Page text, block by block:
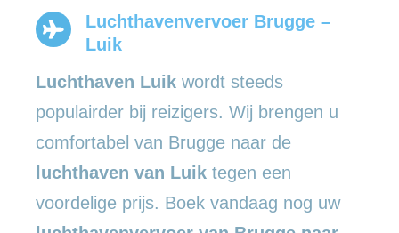
Luchthavenvervoer Brugge –
Luik
Luchthaven Luik wordt steeds
populairder bij reizigers. Wij brengen u
comfortabel van Brugge naar de
luchthaven van Luik tegen een
voordelige prijs. Boek vandaag nog uw